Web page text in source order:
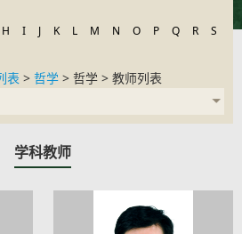
H I J K L M N O P Q R
S
表 > 哲学 > 哲学 > 教师列表
学科教师